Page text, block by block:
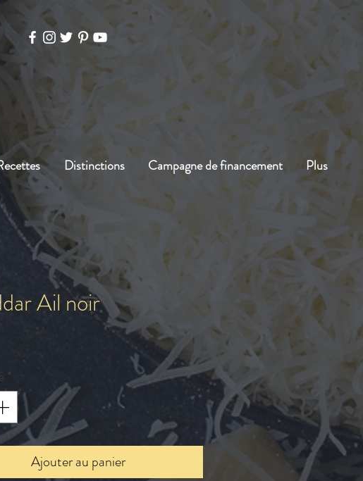
Distinctions Campagne de financement Plus
Ail noir
*
Ajouter au panier